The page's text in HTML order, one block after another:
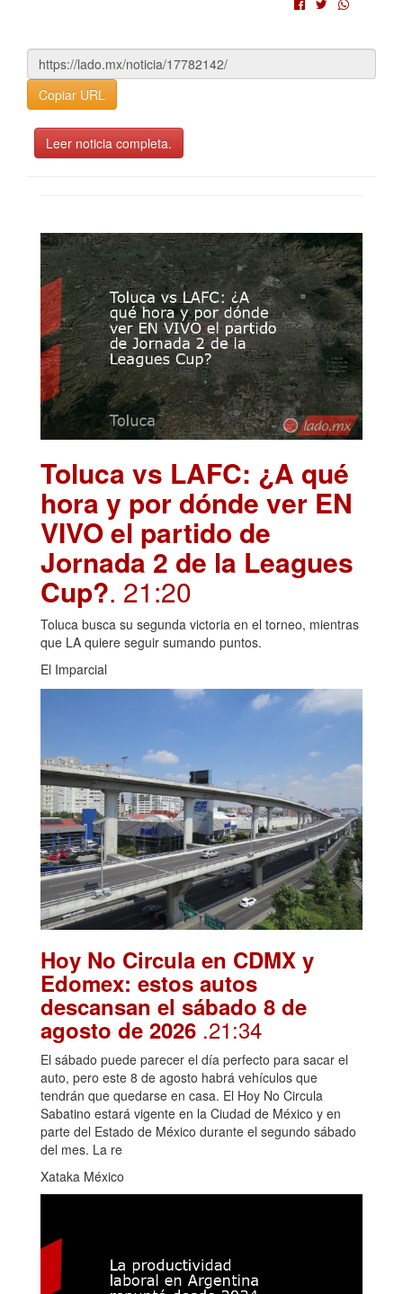
Copiar URL
Leer noticia completa.
Toluca vs LAFC: ¿A qué
hora y por dónde ver EN
VIVO el partido de
Jornada 2 de la Leagues
Cup?. 21:20
Toluca busca su segunda victoria en el torneo, mientras
que LA quiere seguir sumando puntos.
El Imparcial
Hoy No Circula en CDMX y
Edomex: estos autos
descansan el sábado 8 de
agosto de 2026 .21:34
El sábado puede parecer el día perfecto para sacar el
auto, pero este 8 de agosto habrá vehículos que
tendrán que quedarse en casa. El Hoy No Circula
Sabatino estará vigente en la Ciudad de México y en
parte del Estado de México durante el segundo sábado
del mes. La re
Xataka México